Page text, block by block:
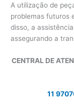
A utilização de
problemas futuros
disso, a
assegurando a
CENTRAL DE
11